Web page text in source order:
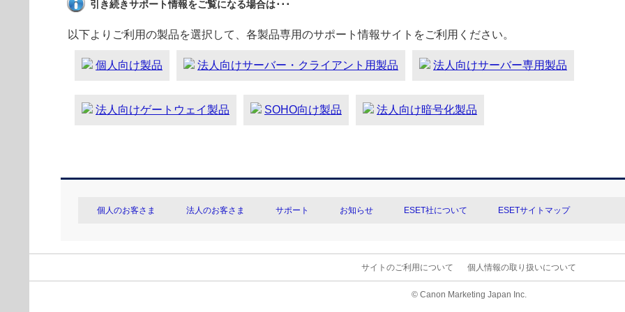
引き続きサポート情報をご覧になる場合は･･･
以下よりご利用の製品を選択して、各製品専用のサポート情報サイトをご利用ください。
個人向け製品 法人向けサーバー・クライアント用製品 法人向けサーバー専用製品
法人向けゲートウェイ製品 SOHO向け製品 法人向け暗号化製品
個人のお客さま 法人のお客さま サポート お知らせ ESET社について ESETサイトマップ
サイトのご利用について 個人情報の取り扱いについて
© Canon Marketing Japan Inc.